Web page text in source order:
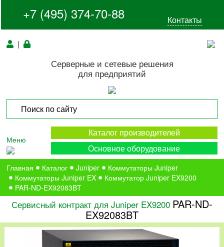
+7 (495) 374-70-88 Контакты
|
Серверные и сетевые решения
для предприятий
Меню
Каталог производителей
Основное оборудование
Главная Каталог Juniper
Коммутаторы Juniper
Коммутаторы Juniper EX
Коммутатор Juniper EX9200
PAR-ND-EX92083BT
Сервисный контракт для Juniper EX9200 PAR-ND-
EX92083BT